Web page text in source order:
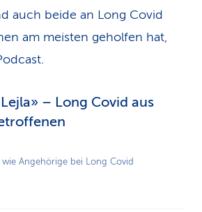
auch beide an Long Covid
am meisten geholfen hat,
– Long Covid aus
Play
wie Angehörige bei Long Covid